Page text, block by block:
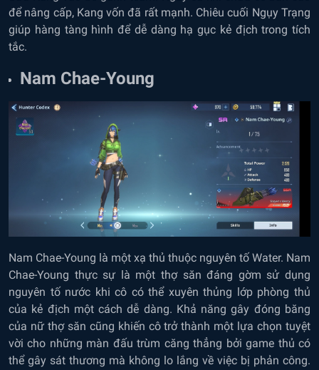
để nâng cấp, Kang vốn đã rất mạnh. Chiêu cuối Ngụy Trạng
giúp hàng tàng hình để dễ dàng hạ gục kẻ địch trong tích
tắc.
Nam Chae-Young
Nam Chae-Young là một xạ thủ thuộc nguyên tố Water. Nam
Chae-Young thực sự là một thợ săn đáng gờm sử dụng
nguyên tố nước khi cô có thể xuyên thủng lớp phòng thủ
của kẻ địch một cách dễ dàng. Khả năng gây đóng băng
của nữ thợ săn cũng khiến cô trở thành một lựa chọn tuyệt
vời cho những màn đấu trùm căng thẳng bởi game thủ có
thể gây sát thương mà không lo lắng về việc bị phản công.